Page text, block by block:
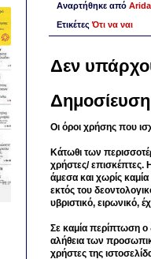
Αναρτήθηκε από
ΕτικέτεςΌτι να ναι
Δεν
Οι όροι χρήσης που
Κάτωθι των
χρήστες/ επισκέπτες.
άμεσα και χωρίς
εκτός του
υβριστικό, ειρωνικό,
Σε καμία περίπτωση ο
αλήθεια των
χρήστες της